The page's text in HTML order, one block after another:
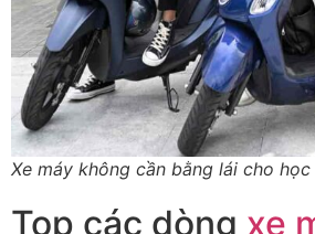
Xe máy không cần bằng lái cho học
Top các dòng xe